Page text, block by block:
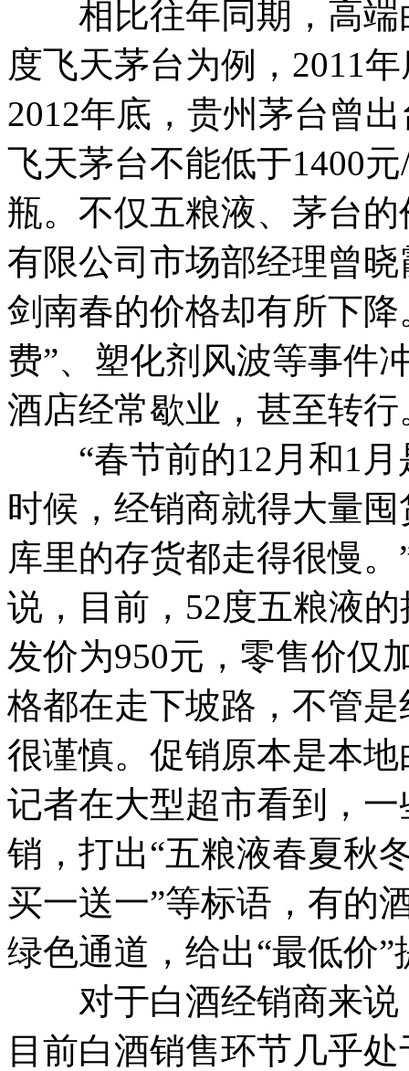
相比往年同期，高端
度飞天茅台为例，2011
2012年底，贵州茅台曾
飞天茅台不能低于1400
瓶。不仅五粮液、茅台
有限公司市场部经理曾
剑南春的价格却有所下
费”、塑化剂风波等事件
酒店经常歇业，甚至转行
“春节前的12月和1月
时候，经销商就得大量
库里的存货都走得很慢
说，目前，52度五粮液
发价为950元，零售价仅
格都在走下坡路，不管
很谨慎。促销原本是本
记者在大型超市看到，
销，打出“五粮液春夏秋
买一送一”等标语，有的
绿色通道，给出“最低价”
对于白酒经销商来说
目前白酒销售环节几乎